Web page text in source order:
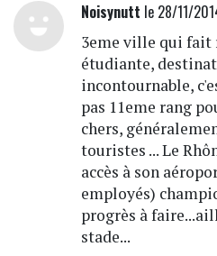
Noisynutt le 28/11/
3eme ville qui fait
étudiante,
incontournable,
pas 11eme rang
chers,
touristes ... Le
accès à son
employés)
progrès à
stade...